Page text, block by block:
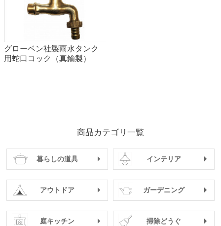
グローベン社製雨水タンク
用蛇口コック（真鍮製）
商品カテゴリ一覧
暮らしの道具 インテリア
アウトドア ガーデニング
庭キッチン 掃除どうぐ